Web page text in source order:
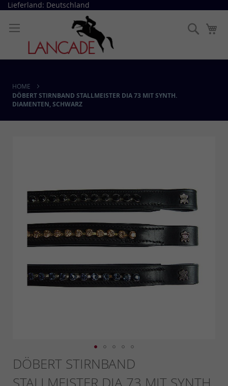
Direkt
Inhalt
Lieferland: Deutschland
Suche
HOME
DÖBERT STIRNBAND STALLMEISTER DIA 73 MIT SYNTH.
DIAMENTEN, SCHWARZ
images
gallery
Skip
to
the
DÖBERT STIRNBAND